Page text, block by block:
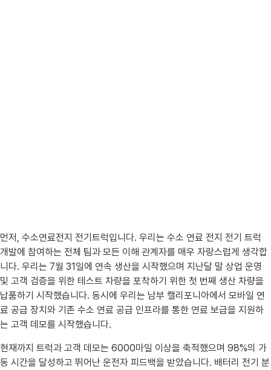
먼저, 수소연료전지 전기트럭입니다. 우리는 수소 연료 전지 전기 트럭
개발에 참여하는 전체 팀과 모든 이해 관계자를 매우 자랑스럽게 생각합
니다. 우리는 7월 31일에 연속 생산을 시작했으며 지난달 말 상업 운영
및 고객 검증을 위한 테스트 차량을 포착하기 위한 첫 번째 생산 차량을
납품하기 시작했습니다. 동시에 우리는 남부 캘리포니아에서 모바일 연
료 공급 장치와 기존 수소 연료 공급 인프라를 통한 연료 보급을 지원하
는 고객 데모를 시작했습니다.
현재까지 트럭과 고객 데모는 6000마일 이상을 축적했으며 98%의 가
동 시간을 달성하고 뛰어난 운전자 피드백을 받았습니다. 배터리 전기 분